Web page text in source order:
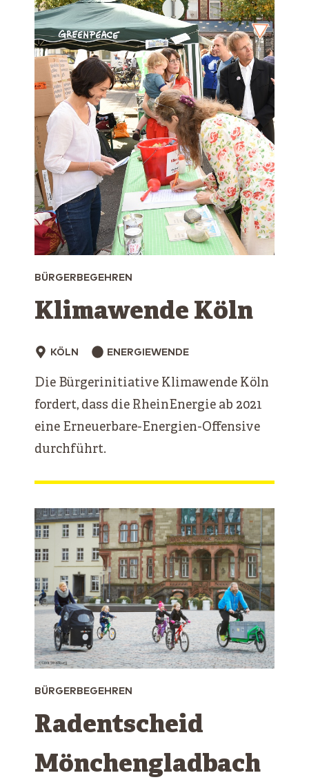
BÜRGERBEGEHREN
Klimawende Köln
KÖLN ENERGIEWENDE
Die Bürgerinitiative Klimawende Köln
fordert, dass die RheinEnergie ab 2021
eine Erneuerbare-Energien-Offensive
durchführt.
BÜRGERBEGEHREN
Radentscheid
Mönchengladbach